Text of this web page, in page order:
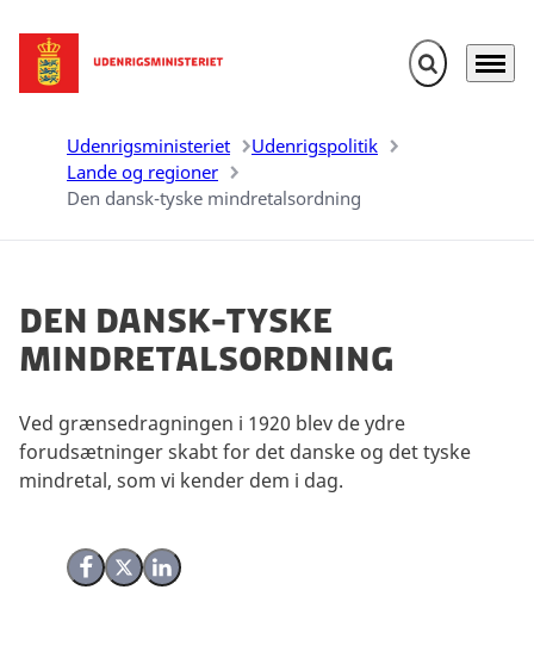
Gå til forsiden Fold søgefelt
Menu
Udenrigsministeriet
Udenrigspolitik
Lande og regioner
Den dansk-tyske mindretalsordning
Den dansk-tyske
mindretalsordning
Del på Facebook
Del på X (Twitter)
Del på LinkedIn
Ved grænsedragningen i 1920 blev de ydre
forudsætninger skabt for det danske og det tyske
mindretal, som vi kender dem i dag.